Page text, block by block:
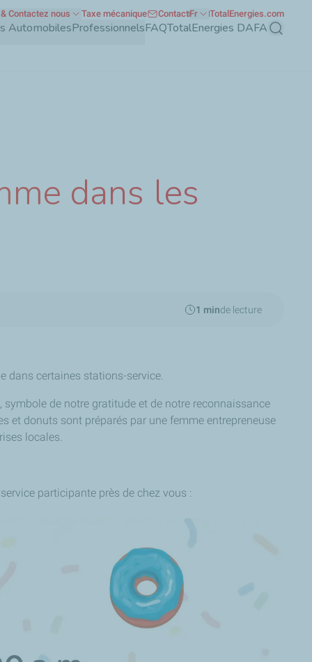
AutomobilesProfessionnelsFAQTotalEnergies DAFA
Contactez nous Taxe mécanique ContactFr TotalEnergies.com
dans les
1 minde lecture
dans certaines stations-service.
de notre gratitude et de notre reconnaissance
et donuts sont préparés par une femme entrepreneuse
locales.
participante près de chez vous :